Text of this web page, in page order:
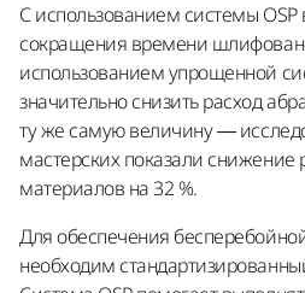
С использованием системы
сокращения времени
использованием упрощенной
значительно снизить расход
ту же самую величину —
мастерских показали снижение
материалов на 32 %.
Для обеспечения
необходим